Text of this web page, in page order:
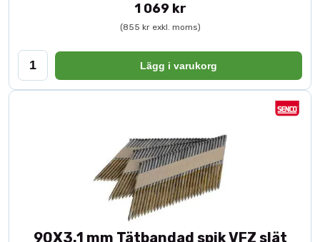
1 069 kr
(855 kr exkl. moms)
Lägg i varukorg
90X3.1 mm Tätbandad spik VFZ slät